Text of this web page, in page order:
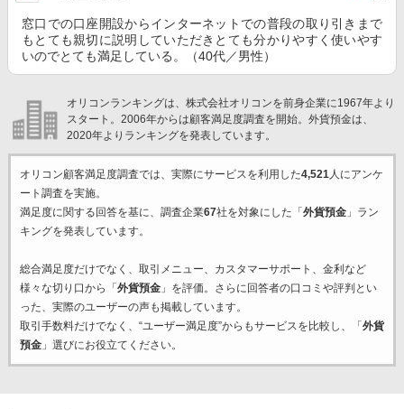
窓口での口座開設からインターネットでの普段の取り引きまで
もとても親切に説明していただきとても分かりやすく使いやす
いのでとても満足している。（40代／男性）
オリコンランキングは、株式会社オリコンを前身企業に1967年より
スタート。2006年からは顧客満足度調査を開始。外貨預金は、
2020年よりランキングを発表しています。
オリコン顧客満足度調査では、実際にサービスを利用した4,521人にアンケ
ート調査を実施。
満足度に関する回答を基に、調査企業67社を対象にした「 外貨預金」ラン
キングを発表しています。
総合満足度だけでなく、取引メニュー、カスタマーサポート、金利など
様々な切り口から「 外貨預金」を評価。さらに回答者の口コミや評判とい
った、実際のユーザーの声も掲載しています。
取引手数料だけでなく、“ユーザー満足度”からもサービスを比較し、「 外貨
預金」選びにお役立てください。